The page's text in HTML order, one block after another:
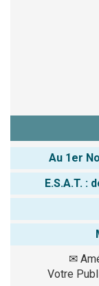
Au 1er
E.S.A.T. :
✉
Votre